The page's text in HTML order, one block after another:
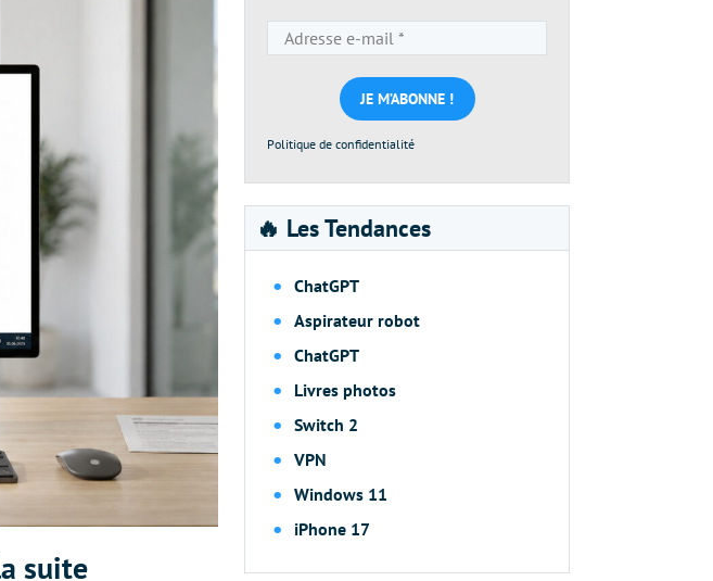
suite
e-
mail
*
Politique de confidentialité
🔥 Les Tendances
ChatGPT
Aspirateur robot
ChatGPT
Livres photos
Switch 2
VPN
Windows 11
iPhone 17